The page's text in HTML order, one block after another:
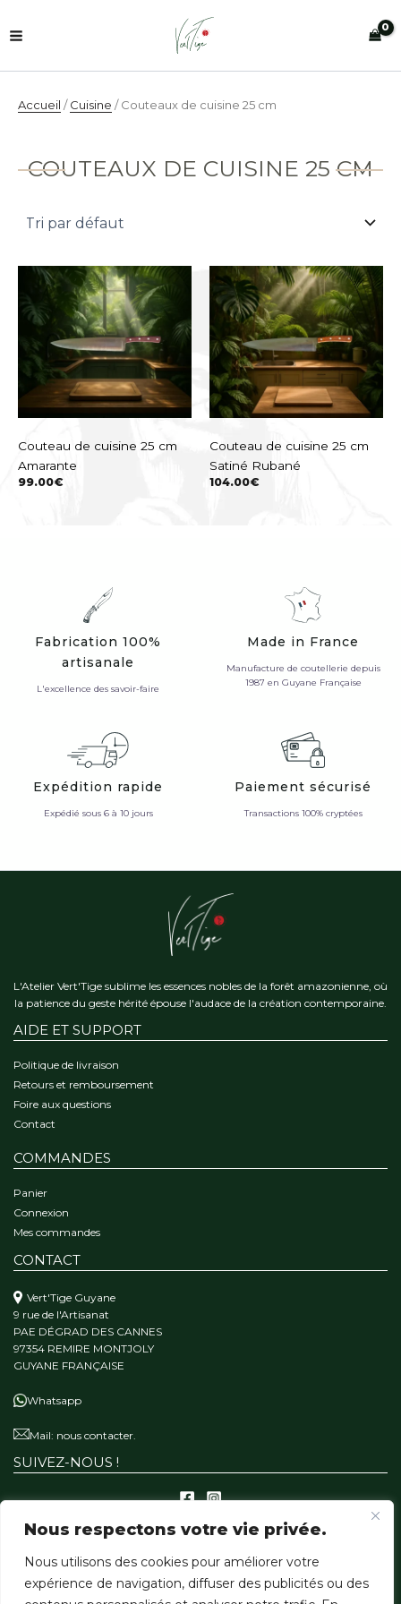
Nous respectons votre vie privée.
Nous utilisons des cookies pour améliorer votre
expérience de navigation, diffuser des publicités ou des
au
Accueil /Cuisine / Couteaux de cuisine 25 cm
COUTEAUX DE CUISINE 25 CM
Couteau de cuisine 25 cm
Amarante
99.00€
Couteau de cuisine 25 cm
Satiné Rubané
104.00€
Fabrication 100%
artisanale
L'excellence des savoir-faire
Made in France
Manufacture de coutellerie depuis
1987 en Guyane Française
Expédition rapide
Expédié sous 6 à 10 jours
Paiement sécurisé
Transactions 100% cryptées
L'Atelier Vert'Tige sublime les essences nobles de la forêt amazonienne, où
la patience du geste hérité épouse l'audace de la création contemporaine.
AIDE ET SUPPORT
Politique de livraison
Retours et remboursement
Foire aux questions
Contact
COMMANDES
Panier
Connexion
Mes commandes
CONTACT
Vert'Tige Guyane
9 rue de l'Artisanat
PAE DÉGRAD DES CANNES
97354 REMIRE MONTJOLY
GUYANE FRANÇAISE
Whatsapp
Mail: nous contacter.
SUIVEZ-NOUS !
A PROPOS
Notre mission